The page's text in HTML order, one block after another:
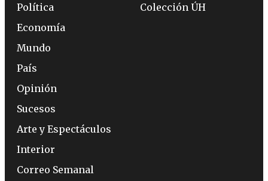
Política
Economía
Mundo
País
Opinión
Sucesos
Arte y Espectáculos
Interior
Correo Semanal
Colección ÚH